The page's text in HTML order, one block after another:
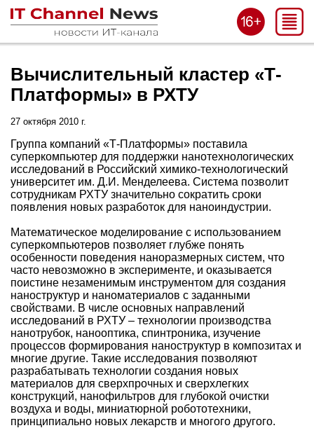
Вычислительный кластер «Т-
Платформы» в РХТУ
27 октября 2010 г.
Группа компаний «Т-Платформы» поставила
суперкомпьютер для поддержки нанотехнологических
исследований в Российский химико-технологический
университет им. Д.И. Менделеева. Система позволит
сотрудникам РХТУ значительно сократить сроки
появления новых разработок для наноиндустрии.
Математическое моделирование с использованием
суперкомпьютеров позволяет глубже понять
особенности поведения наноразмерных систем, что
часто невозможно в эксперименте, и оказывается
поистине незаменимым инструментом для создания
наноструктур и наноматериалов с заданными
свойствами. В числе основных направлений
исследований в РХТУ – технологии производства
нанотрубок, нанооптика, спинтроника, изучение
процессов формирования наноструктур в композитах и
многие другие. Такие исследования позволяют
разрабатывать технологии создания новых
материалов для сверхпрочных и сверхлегких
конструкций, нанофильтров для глубокой очистки
воздуха и воды, миниатюрной робототехники,
принципиально новых лекарств и многого другого.